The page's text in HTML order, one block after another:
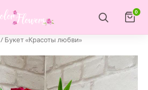
0
/ Букет «Красоты любви»